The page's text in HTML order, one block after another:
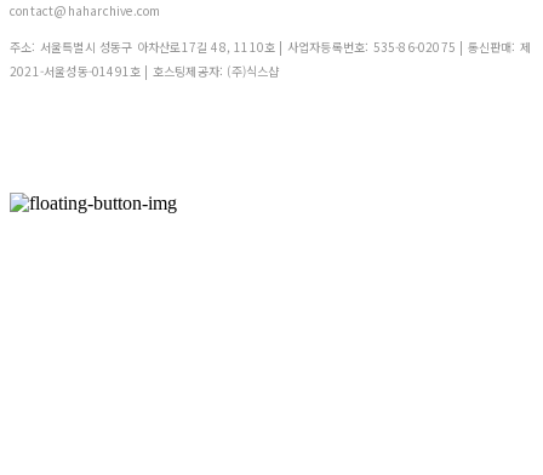
contact@haharchive.com
주소: 서울특별시 성동구 아차산로17길 48, 1110호 | 사업자등록번호: 535-86-02075 | 통신판매: 제
2021-서울성동-01491호 | 호스팅제공자: (주)식스샵